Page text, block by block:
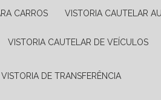
CARROS VISTORIA CAUTELAR
VISTORIA CAUTELAR DE VEÍCULOS
VISTORIA DE TRANSFERÊNCIA